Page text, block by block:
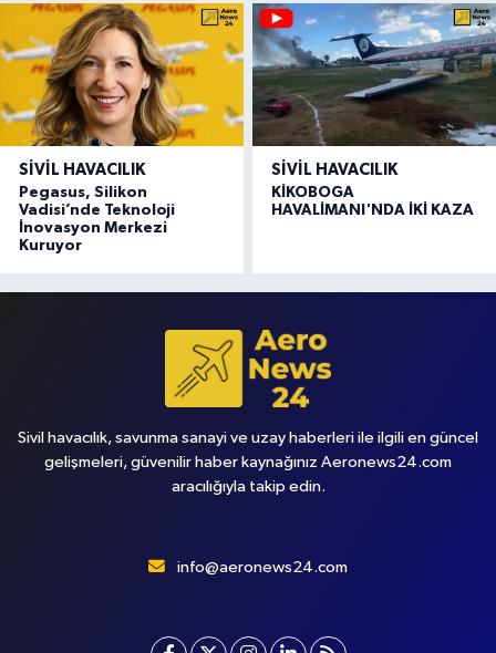
SIVIL HAVACILIK
Pegasus, Silikon
Vadisi’nde Teknoloji
İnovasyon Merkezi
Kuruyor
SIVIL HAVACILIK
KİKOBOGA
HAVALİMANI'NDA İKİ KAZA
Sivil havacılık, savunma sanayi ve uzay haberleri ile ilgili en güncel
gelişmeleri, güvenilir haber kaynağınız Aeronews24.com
aracılığıyla takip edin.
info@aeronews24.com